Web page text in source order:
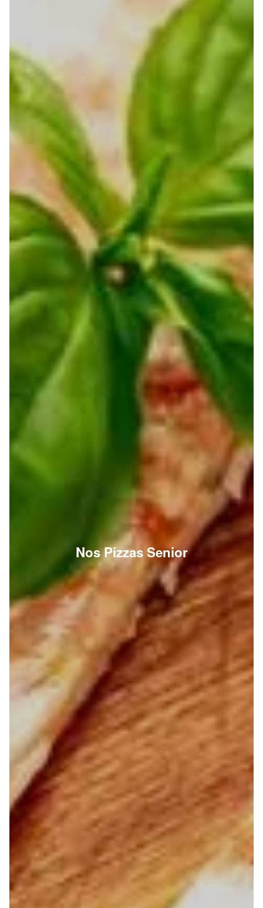
Nos Pizzas Senior